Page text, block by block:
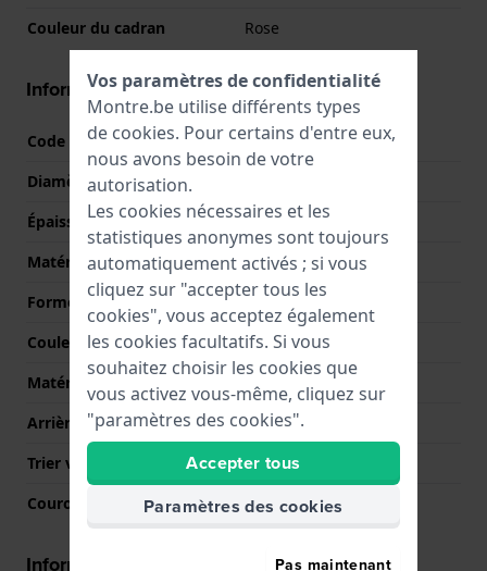
Couleur du cadran
Rose
Informations boîtier
Code boîtier
GLX-S5610
Diamètre
Épaisseur du boîtier
11 mm
Matériel du boîtier
Plastique biosourcé
Forme du boîtier
Rectangulaire
Couleur du boîtier
Rose
Matériau du boîtier arrière
Acier inoxydable
Arrière de Boitier
Fermée avec vis
Trier verre
Minéral
Couronne
N/A
Informations mouvement
Vos paramètres de confidentialité
Montre.be utilise différents types
de cookies. Pour certains d'entre eux,
nous avons besoin de votre
autorisation.
Les cookies nécessaires et les
statistiques anonymes sont toujours
automatiquement activés ; si vous
cliquez sur "accepter tous les
cookies", vous acceptez également
les cookies facultatifs. Si vous
souhaitez choisir les cookies que
vous activez vous-même, cliquez sur
"paramètres des cookies".
Accepter tous
Paramètres des cookies
Pas maintenant